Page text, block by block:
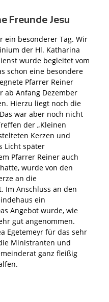
Freunde Jesu
ein besonderer Tag. Wir
der Hl. Katharina
wurde begleitet vom
schon eine besondere
Pfarrer Reiner
ab Anfang Dezember
Hierzu liegt noch die
war aber noch nicht
der „Kleinen
Kerzen und
Licht später
Pfarrer Reiner auch
wurde von den
an die
Im Anschluss an den
ein
Angebot wurde, wie
gut angenommen.
Egetemeyr für das sehr
Ministranten und
ganz fleißig